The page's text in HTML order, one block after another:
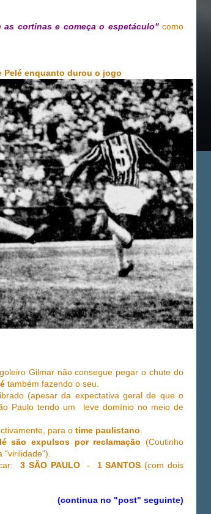
as cortinas e começa o espetáculo" como
Pelé enquanto durou o jogo
Gilmar não consegue pegar o chute do
também fazendo o seu.
(apesar da expectativa geral de que o
Paulo tendo um leve domínio no meio de
para o time paulistano.
são expulsos por reclamação (Coutinho
"virilidade").
3 SÃO PAULO- 1 SANTOS (com dois
(continua no "post" seguinte)